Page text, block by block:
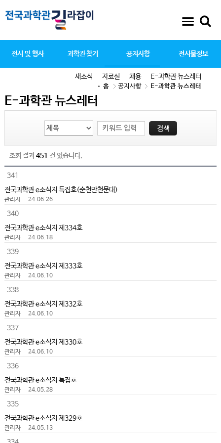
전시 및 행사 과학관 찾기 공지사항
새소식 자료실 채용 E-과학관 뉴스레터
전시물정보
홈 공지사항 E-과학관 뉴스레터
E-과학관 뉴스레터
조회 결과451 건 있습니다.
341
전국과학관 e소식지 특집호(순천만천문대)
관리자 24.06.26
340
전국과학관 e소식지 제334호
관리자 24.06.18
339
전국과학관 e소식지 제333호
관리자 24.06.10
338
전국과학관 e소식지 제332호
관리자 24.06.10
337
전국과학관 e소식지 제330호
관리자 24.06.10
336
전국과학관 e소식지 특집호
관리자 24.05.28
335
전국과학관 e소식지 제329호
관리자 24.05.13